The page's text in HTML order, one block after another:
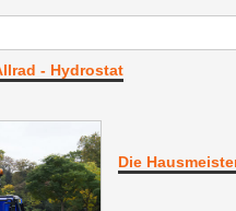
- Hydrostat
Die